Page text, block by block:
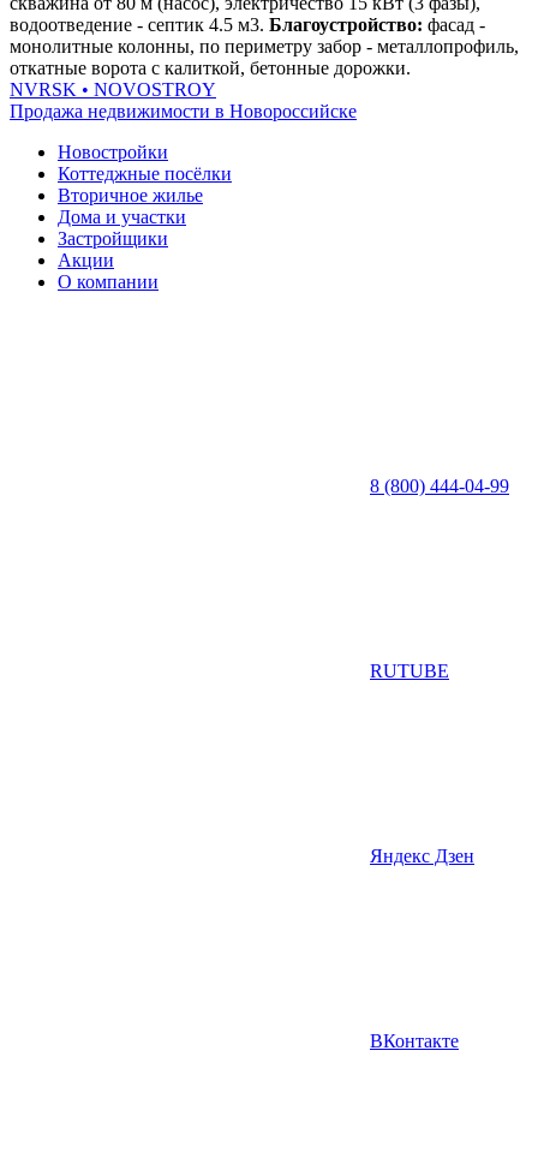
водоотведение - септик 4.5 м3. Благоустройство: фасад -
монолитные колонны, по периметру забор - металлопрофиль,
откатные ворота с калиткой, бетонные дорожки.
NVRSK • NOVOSTROY
Продажа недвижимости в Новороссийске
Новостройки
Коттеджные посёлки
Вторичное жилье
Дома и участки
Застройщики
Акции
О компании
8 (800) 444-04-99
RUTUBE
Яндекс Дзен
ВКонтакте